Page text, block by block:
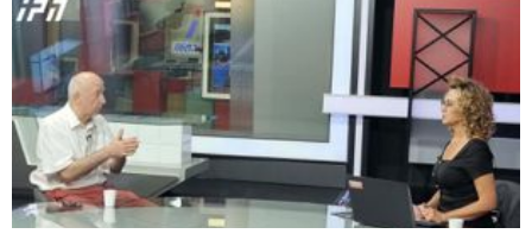
დადგომამდე
ფული ამ ზოდიაქოს ნიშნების
ხელში აღმოჩნდება: ვინ
გამდიდრდება?